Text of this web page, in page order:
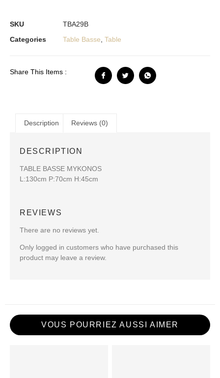
SKU
TBA29B
Categories
Table Basse Table
Share This Items :
Description Reviews (0)
DESCRIPTION
TABLE BASSE MYKONOS
L:130cm P:70cm H:45cm
REVIEWS
There are no reviews yet.
Only logged in customers who have purchased this
product may leave a review.
VOUS POURRIEZ AUSSI AIMER